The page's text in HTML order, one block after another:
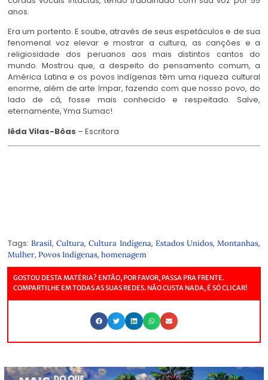
anos.
Era um portento. E soube, através de seus espetáculos e de sua
fenomenal voz elevar e mostrar a cultura, as canções e a
religiosidade dos peruanos aos mais distintos cantos do
mundo. Mostrou que, a despeito do pensamento comum, a
América Latina e os povos indígenas têm uma riqueza cultural
enorme, além de arte ímpar, fazendo com que nosso povo, do
lado de cá, fosse mais conhecido e respeitado. Salve,
eternamente, Yma Sumac!
Iêda Vilas-Bôas – Escritora
Tags:Brasil,Cultura,Cultura Indígena, Estados Unidos,Montanhas,
Mulher, Povos Indígenas, homenagem
GOSTOU DESTA MATÉRIA? ENTÃO, POR FAVOR, PASSA PRA FRENTE.
COMPARTILHE EM TODAS AS SUAS REDES. NÃO CUSTA NADA, É SÓ CLICAR!